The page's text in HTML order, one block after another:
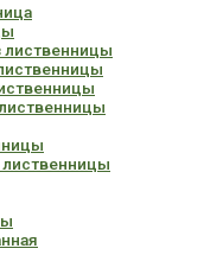
лиственницы
лиственницы